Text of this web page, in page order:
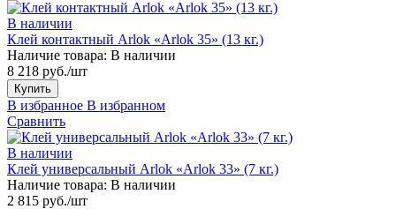
В наличии
Клей контактный Arlok «Arlok 35» (13 кг.)
Наличие товара: В наличии
8 218 руб./шт
Купить
В избранное В избранном
Сравнить
В наличии
Клей универсальный Arlok «Arlok 33» (7 кг.)
Наличие товара: В наличии
2 815 руб./шт